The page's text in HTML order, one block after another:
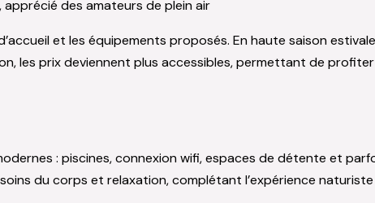
, apprécié des amateurs de plein air
et les équipements proposés. En haute saison
les prix deviennent plus accessibles, permettant de
: piscines, connexion wifi, espaces de détente et
du corps et relaxation, complétant l’expérience